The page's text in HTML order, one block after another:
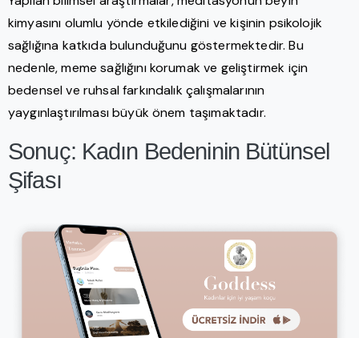
kimyasını olumlu yönde etkilediğini ve kişinin psikolojik
sağlığına katkıda bulunduğunu göstermektedir. Bu
nedenle, meme sağlığını korumak ve geliştirmek için
bedensel ve ruhsal farkındalık çalışmalarının
yaygınlaştırılması büyük önem taşımaktadır.
Sonuç: Kadın Bedeninin Bütünsel
Şifası